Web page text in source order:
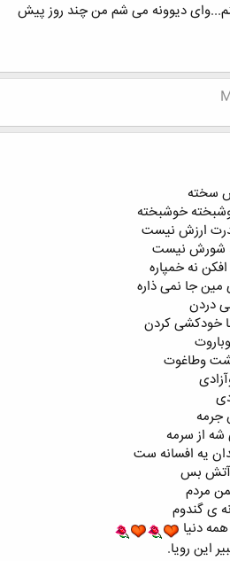
دیوونه می شم من چند روز پیش
سخته
خوشبخته
ارزش نیست
شورش نیست
نه خمپاره
جا نمی ذاره
دردن
خودکشی کردن
وطاغوت
جرمه
از سرمه
یه افسانه ست
آتش بس
مردم
ی گندوم
دنیا
این رویا.